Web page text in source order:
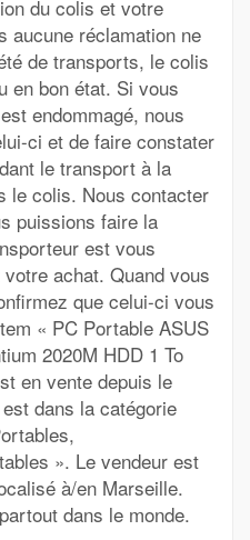
du colis et votre
aucune réclamation ne
de transports, le colis
en bon état. Si vous
endommagé, nous
ci et de faire constater
le transport à la
le colis. Nous contacter
puissions faire la
est vous
achat. Quand vous
que celui-ci vous
« PC Portable ASUS
2020M HDD 1 To
en vente depuis le
dans la catégorie
». Le vendeur est
à/en Marseille.
dans le monde.